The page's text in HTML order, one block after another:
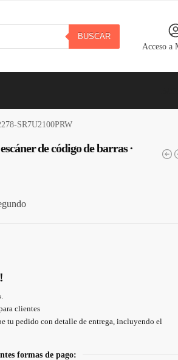
BUSCAR
Acceso a
SR7U2100PRW
de código de barras ·
clientes
tu pedido con detalle de entrega, incluyendo el
formas de pago: